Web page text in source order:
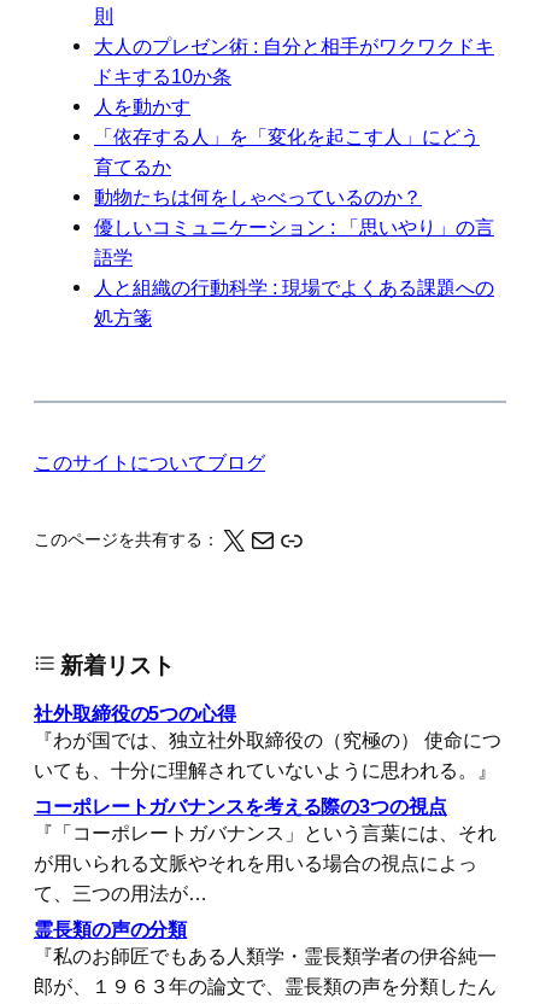
則
大人のプレゼン術 : 自分と相手がワクワクドキ
ドキする10か条
人を動かす
「依存する人」を「変化を起こす人」にどう
育てるか
動物たちは何をしゃべっているのか？
優しいコミュニケーション : 「思いやり」の言
語学
人と組織の行動科学 : 現場でよくある課題への
処方箋
このサイトについてブログ
このページを共有する： X メール このページの情報をクリップボードにコピーする
新着リスト
社外取締役の5つの心得
『わが国では、独立社外取締役の（究極の） 使命につ
いても、十分に理解されていないように思われる。』
コーポレートガバナンスを考える際の3つの視点
『「コーポレートガバナンス」という言葉には、それ
が用いられる文脈やそれを用いる場合の視点によっ
て、三つの用法が…
霊長類の声の分類
『私のお師匠でもある人類学・霊長類学者の伊谷純一
郎が、１９６３年の論文で、霊長類の声を分類したん